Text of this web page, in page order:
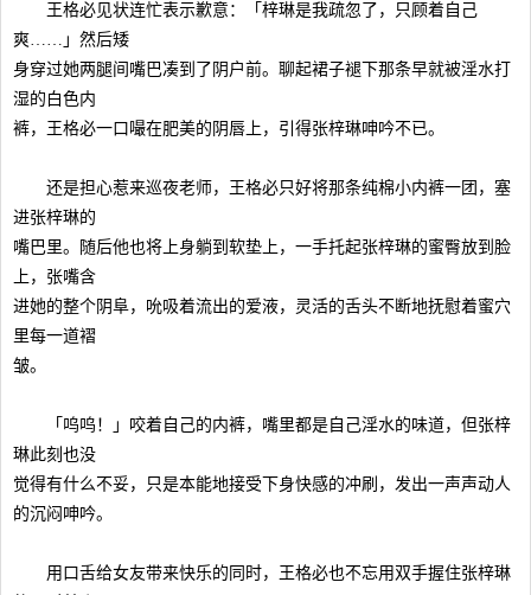
王格必见状连忙表示歉意：「梓琳是我疏忽了，只顾着自己
爽……」然后矮
身穿过她两腿间嘴巴凑到了阴户前。聊起裙子褪下那条早就被淫水打
湿的白色内
裤，王格必一口嘬在肥美的阴唇上，引得张梓琳呻吟不已。
还是担心惹来巡夜老师，王格必只好将那条纯棉小内裤一团，塞
进张梓琳的
嘴巴里。随后他也将上身躺到软垫上，一手托起张梓琳的蜜臀放到脸
上，张嘴含
进她的整个阴阜，吮吸着流出的爱液，灵活的舌头不断地抚慰着蜜穴
里每一道褶
皱。
「呜呜！」咬着自己的内裤，嘴里都是自己淫水的味道，但张梓
琳此刻也没
觉得有什么不妥，只是本能地接受下身快感的冲刷，发出一声声动人
的沉闷呻吟。
用口舌给女友带来快乐的同时，王格必也不忘用双手握住张梓琳